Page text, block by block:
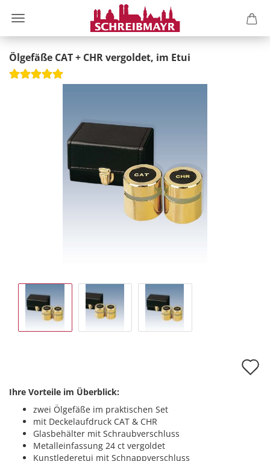
Ölgefäße CAT + CHR vergoldet, im Etui
Ihre Vorteile im Überblick:
zwei Ölgefäße im praktischen Set
mit Deckelaufdruck CAT & CHR
Glasbehälter mit Schraubverschluss
Metalleinfassung 24 ct vergoldet
Kunstlederetui mit Schnappverschluss